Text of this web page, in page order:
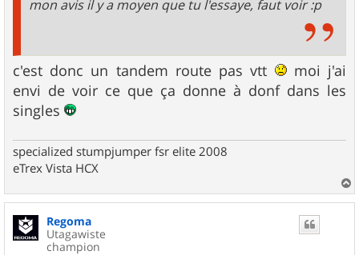
mon avis il y a moyen que tu l'essaye, faut voir :p
c'est donc un tandem route pas vtt
moi j'ai
envi de voir ce que ça donne à donf dans les
singles
specialized stumpjumper fsr elite 2008
eTrex Vista HCX
a
Regoma
Utagawiste
champion